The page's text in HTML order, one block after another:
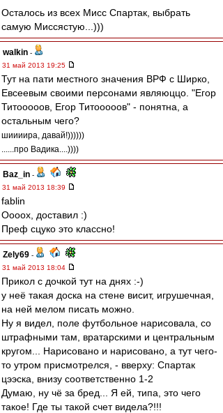
Осталось из всех Мисс Спартак, выбрать
самую Миссястую...)))
walkin -
31 май 2013 19:25
Тут на пати местного значения ВРФ с Ширко,
Евсеевым своими персонами являюццо. "Егор
Титооооов, Егор Титооооов" - понятна, а
остальным чего?
шиииира, давай!))))))
......про Вадика....))))
Baz_in -
31 май 2013 18:39
fablin
Оооох, доставил :)
Преф сцуко это классно!
Zely69 -
31 май 2013 18:04
Прикол с дочкой тут на днях :-)
у неё такая доска на стене висит, игрушечная,
на ней мелом писать можно.
Ну я видел, поле футбольное нарисовала, со
штрафными там, вратарскими и центральным
кругом... Нарисовано и нарисовано, а тут чего-
то утром присмотрелся, - вверху: Спартак
цээска, внизу соответственно 1-2
Думаю, ну чё за бред... Я ей, типа, это чего
такое! Где ты такой счет видела?!!!